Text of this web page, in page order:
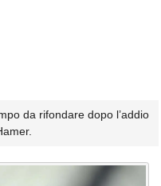
da rifondare dopo l’addio